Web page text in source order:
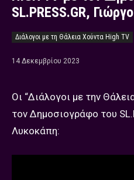
SL.PRESS.GR,
Διάλογοι με τη Θάλεια Χούντα High TV
14 Δεκεμβρίου 2023
Οι “Διάλογοι με την
τον Δημοσιογράφο του
Λυκοκάπη: